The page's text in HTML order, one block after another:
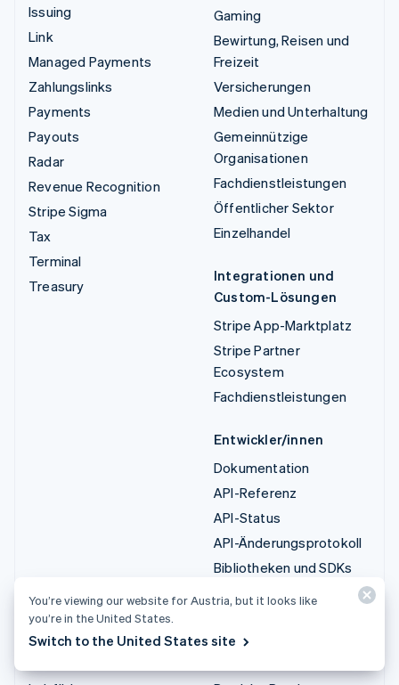
Issuing
Link
Managed Payments
Zahlungslinks
Payments
Payouts
Radar
Revenue Recognition
Stripe Sigma
Tax
Terminal
Treasury
Gaming
Bewirtung, Reisen und
Freizeit
Versicherungen
Medien und Unterhaltung
Gemeinnützige
Organisationen
Fachdienstleistungen
Öffentlicher Sektor
Einzelhandel
Integrationen und
Custom-Lösungen
Stripe App-Marktplatz
Stripe Partner
Ecosystem
Fachdienstleistungen
Entwickler/innen
Dokumentation
API-Referenz
API-Status
API-Änderungsprotokoll
Bibliotheken und SDKs
You’re viewing our website for Austria, but it looks like
you’re in the United States.
Switch to the United States site